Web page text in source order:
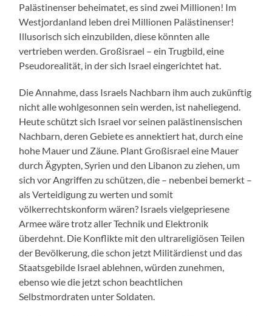
Palästinenser beheimatet, es sind zwei Millionen! Im
Westjordanland leben drei Millionen Palästinenser!
Illusorisch sich einzubilden, diese könnten alle
vertrieben werden. Großisrael – ein Trugbild, eine
Pseudorealität, in der sich Israel eingerichtet hat.
Die Annahme, dass Israels Nachbarn ihm auch zukünftig
nicht alle wohlgesonnen sein werden, ist naheliegend.
Heute schützt sich Israel vor seinen palästinensischen
Nachbarn, deren Gebiete es annektiert hat, durch eine
hohe Mauer und Zäune. Plant Großisrael eine Mauer
durch Ägypten, Syrien und den Libanon zu ziehen, um
sich vor Angriffen zu schützen, die – nebenbei bemerkt –
als Verteidigung zu werten und somit
völkerrechtskonform wären? Israels vielgepriesene
Armee wäre trotz aller Technik und Elektronik
überdehnt. Die Konflikte mit den ultrareligiösen Teilen
der Bevölkerung, die schon jetzt Militärdienst und das
Staatsgebilde Israel ablehnen, würden zunehmen,
ebenso wie die jetzt schon beachtlichen
Selbstmordraten unter Soldaten.